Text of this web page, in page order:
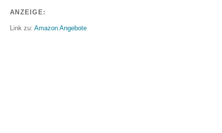
ANZEIGE:
Link zu: Amazon Angebote